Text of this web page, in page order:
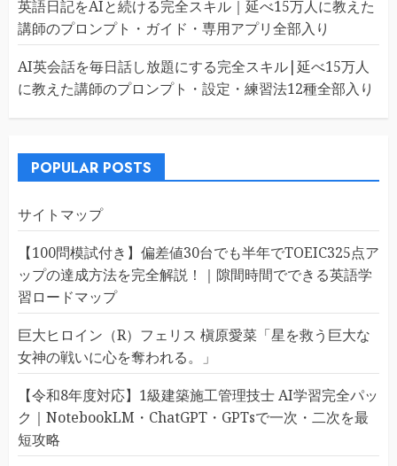
英語日記をAIと続ける完全スキル｜延べ15万人に教えた
講師のプロンプト・ガイド・専用アプリ全部入り
AI英会話を毎日話し放題にする完全スキル|延べ15万人
に教えた講師のプロンプト・設定・練習法12種全部入り
POPULAR POSTS
サイトマップ
【100問模試付き】偏差値30台でも半年でTOEIC325点ア
ップの達成方法を完全解説！｜隙間時間でできる英語学
習ロードマップ
巨大ヒロイン（R）フェリス 槇原愛菜「星を救う巨大な
女神の戦いに心を奪われる。」
【令和8年度対応】1級建築施工管理技士 AI学習完全パッ
ク｜NotebookLM・ChatGPT・GPTsで一次・二次を最
短攻略